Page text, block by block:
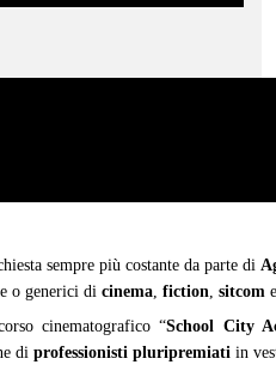
sempre più costante da parte di
o generici di cinema, fiction, sitcom e
cinematografico “School City
di professionisti pluripremiati in